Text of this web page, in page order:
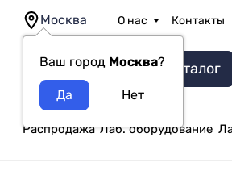
Москва
Ваш город Москва?
О нас Контакты
Каталог
Распродажа Лаб. оборудование